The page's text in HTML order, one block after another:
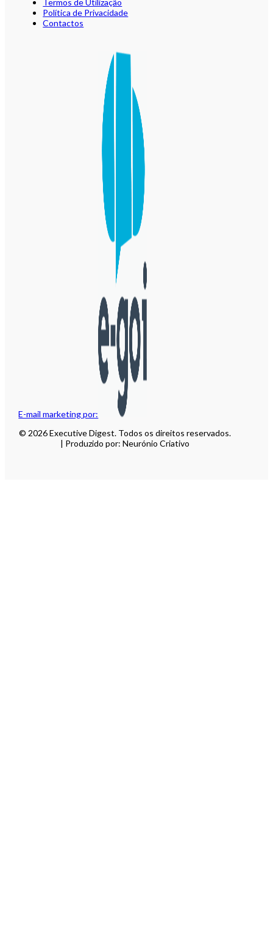
E-mail marketing por:
Termos de Utilização
Política de Privacidade
Contactos
© 2026 Executive Digest. Todos os direitos reservados.
| Produzido por: Neurónio Criativo